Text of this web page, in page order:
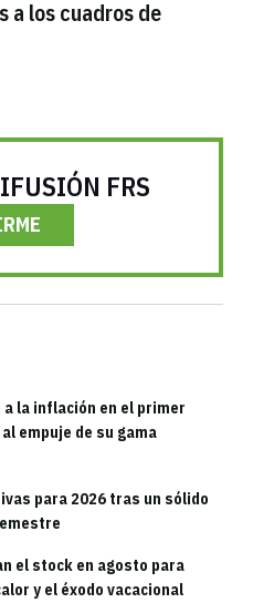
a los cuadros de
FRS
la inflación en el primer
empuje de su gama
para 2026 tras un sólido
el stock en agosto para
y el éxodo vacacional